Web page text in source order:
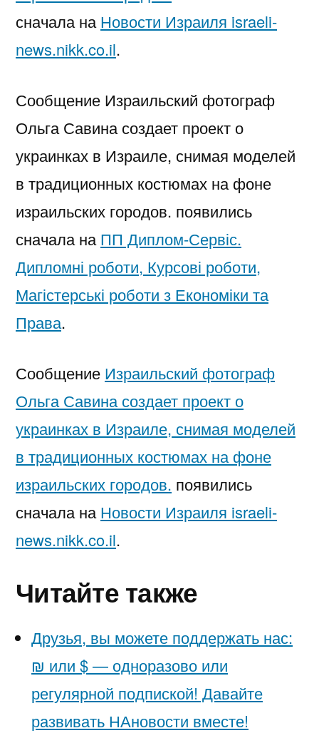
сначала на Новости Израиля israeli-
news.nikk.co.il.
Сообщение Израильский фотограф
Ольга Савина создает проект о
украинках в Израиле, снимая моделей
в традиционных костюмах на фоне
израильских городов. появились
сначала на ПП Диплом-Сервіс.
Дипломні роботи, Курсові роботи,
Магістерські роботи з Економіки та
Права.
Сообщение Израильский фотограф
Ольга Савина создает проект о
украинках в Израиле, снимая моделей
в традиционных костюмах на фоне
израильских городов. появились
сначала на Новости Израиля israeli-
news.nikk.co.il.
Читайте также
Друзья, вы можете поддержать нас:
₪ или $ — одноразово или
регулярной подпиской! Давайте
развивать НАновости вместе!